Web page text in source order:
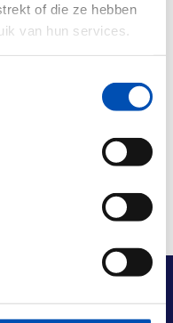
of die ze hebben
van hun services.